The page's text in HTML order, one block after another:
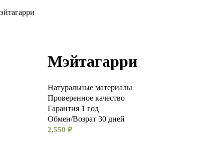
Мэйтагарри
Натуральные материалы
Проверенное качество
Гарантия 1 год
Обмен/Возрат 30 дней
2,550₽